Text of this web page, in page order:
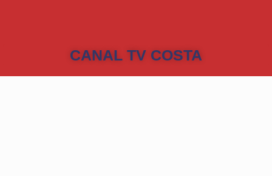
CANAL TV COSTA